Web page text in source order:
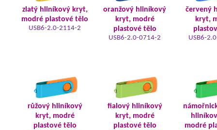
zlatý hliníkový kryt,
modré plastové tělo
USB6-2.0-2114-2
oranžový hliníkový
kryt, modré
plastové tělo
USB6-2.0-0714-2
červený
kryt,
USB6-
růžový hliníkový
kryt, modré
plastové tělo
fialový hliníkový
kryt, modré
plastové tělo
modré